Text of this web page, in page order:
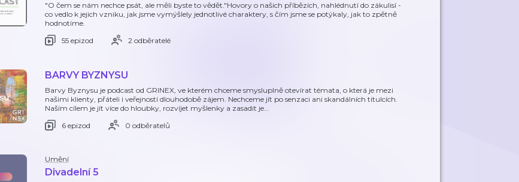
"O čem se nám nechce psát, ale měli byste to vědět."Hovory o našich příbězích, nahlédnutí do zákulisí -
co vedlo k jejich vzniku, jak jsme vymýšlely jednotlivé charaktery, s čím jsme se potýkaly, jak to zpětně
hodnotíme.
55 epizod
2 odběratelé
BARVY BYZNYSU
Barvy Byznysu je podcast od GRINEX, ve kterém chceme smysluplně otevírat témata, o která je mezi
našimi klienty, přáteli i veřejností dlouhodobě zájem. Nechceme jít po senzaci ani skandálních titulcích.
Naším cílem je jít více do hloubky, rozvíjet myšlenky a zasadit je…
6 epizod
0 odběratelů
Umění
Divadelní 5